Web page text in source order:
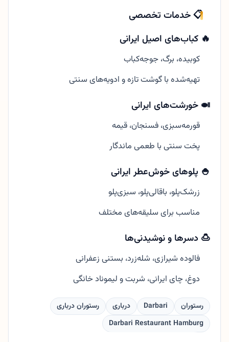
📋 خدمات تخصصی
🔥 کباب‌های اصیل ایرانی
کوبیده، برگ، جوجه‌کباب
تهیه‌شده با گوشت تازه و ادویه‌های سنتی
🍛 خورشت‌های ایرانی
قورمه‌سبزی، فسنجان، قیمه
پخت سنتی با طعمی ماندگار
🍚 پلوهای خوش‌عطر ایرانی
زرشک‌پلو، باقالی‌پلو، سبزی‌پلو
مناسب برای سلیقه‌های مختلف
🍮 دسرها و نوشیدنی‌ها
فالوده شیرازی، شله‌زرد، بستنی زعفرانی
دوغ، چای ایرانی، شربت و لیموناد خانگی
رستوران Darbari درباری
رستوران درباری
Darbari Restaurant Hamburg